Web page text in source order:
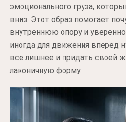
эмоционального груза,
вниз. Этот образ помогает
внутреннюю опору и
иногда для движения вперед
все лишнее и придать своей
лаконичную форму.